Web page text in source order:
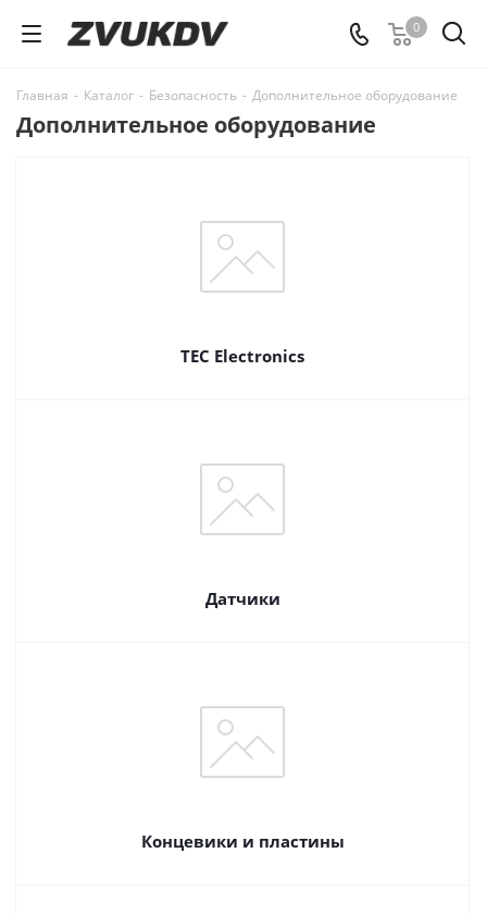
0
Главная - Каталог - Безопасность - Дополнительное оборудование
Дополнительное оборудование
TEC Electronics
Датчики
Концевики и пластины